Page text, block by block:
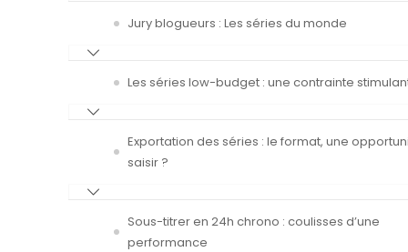
Jury blogueurs : Les séries du monde
Les séries low-budget : une contrainte
Exportation des séries : le format, une
saisir ?
Sous-titrer en 24h chrono : coulisses d’une
performance